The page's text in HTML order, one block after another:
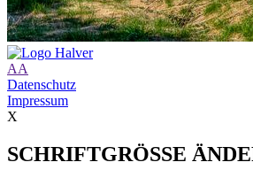
AA
Datenschutz
Impressum
X
SCHRIFTGRÖSSE